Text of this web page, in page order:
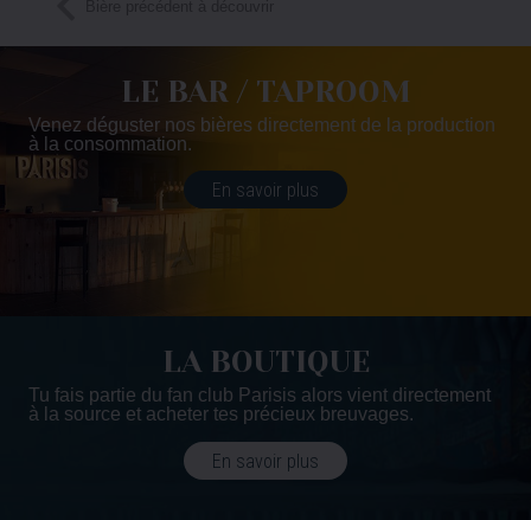
LE BAR / TAPROOM
Venez déguster nos bières directement de la production
à la consommation.
En savoir plus
LA BOUTIQUE
Tu fais partie du fan club Parisis alors vient directement
à la source et acheter tes précieux breuvages.
En savoir plus